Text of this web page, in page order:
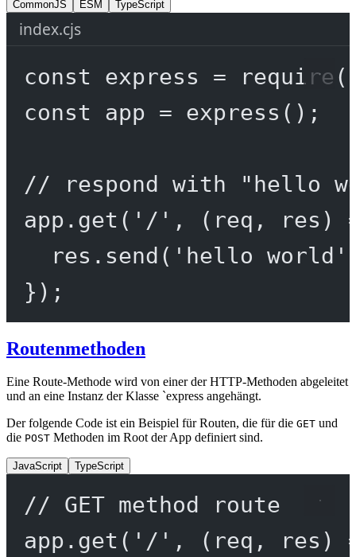
CommonJS ESM TypeScript
index.cjs
const express = require (
const
app = express ();
// respond with "hello
app. get ( '/' , ( req , res )
res. send ( 'hello world'
});
Routenmethoden
Eine Route-Methode wird von einer der HTTP-Methoden abgeleitet
und an eine Instanz der Klasse `express angehängt.
Der folgende Code ist ein Beispiel für Routen, die für die GET und
die POST Methoden im Root der App definiert sind.
JavaScript TypeScript
// GET method route
app. get ( '/' , ( req , res )